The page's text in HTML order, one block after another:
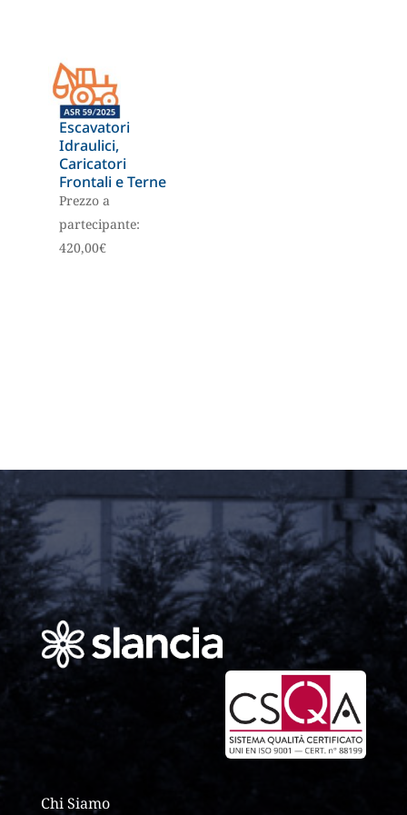
Escavatori
Idraulici,
Caricatori
Frontali e Terne
Prezzo a
partecipante:
420,00€
Chi Siamo